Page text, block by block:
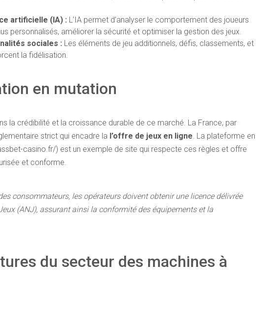
artificielle (IA) : L’IA permet d’analyser le comportement des joueurs
personnalisés, améliorer la sécurité et optimiser la gestion des jeux.
sociales : Les éléments de jeu additionnels, défis, classements, et
la fidélisation.
en mutation
la crédibilité et la croissance durable de ce marché. La France, par
strict qui encadre la l’offre de jeux en ligne. La plateforme en
casino.fr/) est un exemple de site qui respecte ces règles et offre
et conforme.
consommateurs, les opérateurs doivent obtenir une licence délivrée
(ANJ), assurant ainsi la conformité des équipements et la
du secteur des machines à